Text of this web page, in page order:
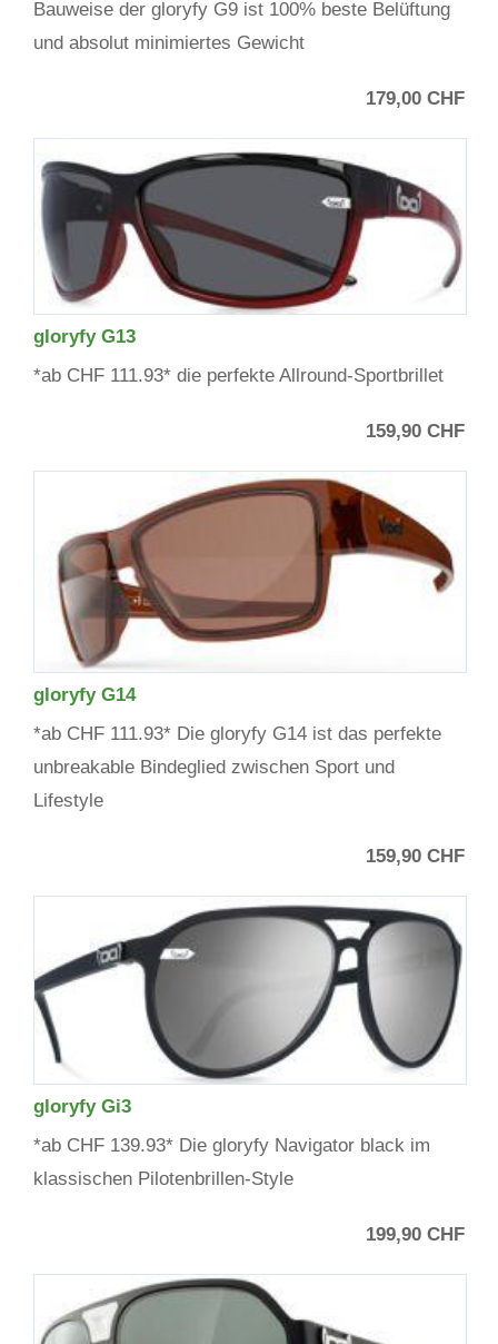
Bauweise der gloryfy G9 ist 100% beste Belüftung
und absolut minimiertes Gewicht
179,00 CHF
gloryfy G13
*ab CHF 111.93* die perfekte Allround-Sportbrillet
159,90 CHF
gloryfy G14
*ab CHF 111.93* Die gloryfy G14 ist das perfekte
unbreakable Bindeglied zwischen Sport und
Lifestyle
159,90 CHF
gloryfy Gi3
*ab CHF 139.93* Die gloryfy Navigator black im
klassischen Pilotenbrillen-Style
199,90 CHF